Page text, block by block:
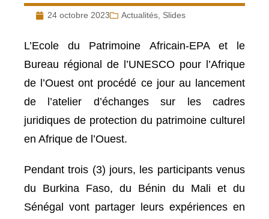
24 octobre 2023 Actualités Slides
L’Ecole du Patrimoine Africain-EPA et le
Bureau régional de l’UNESCO pour l’Afrique
de l’Ouest ont procédé ce jour au lancement
de l’atelier d’échanges sur les cadres
juridiques de protection du patrimoine culturel
en Afrique de l’Ouest.
Pendant trois (3) jours, les participants venus
du Burkina Faso, du Bénin du Mali et du
Sénégal vont partager leurs expériences en